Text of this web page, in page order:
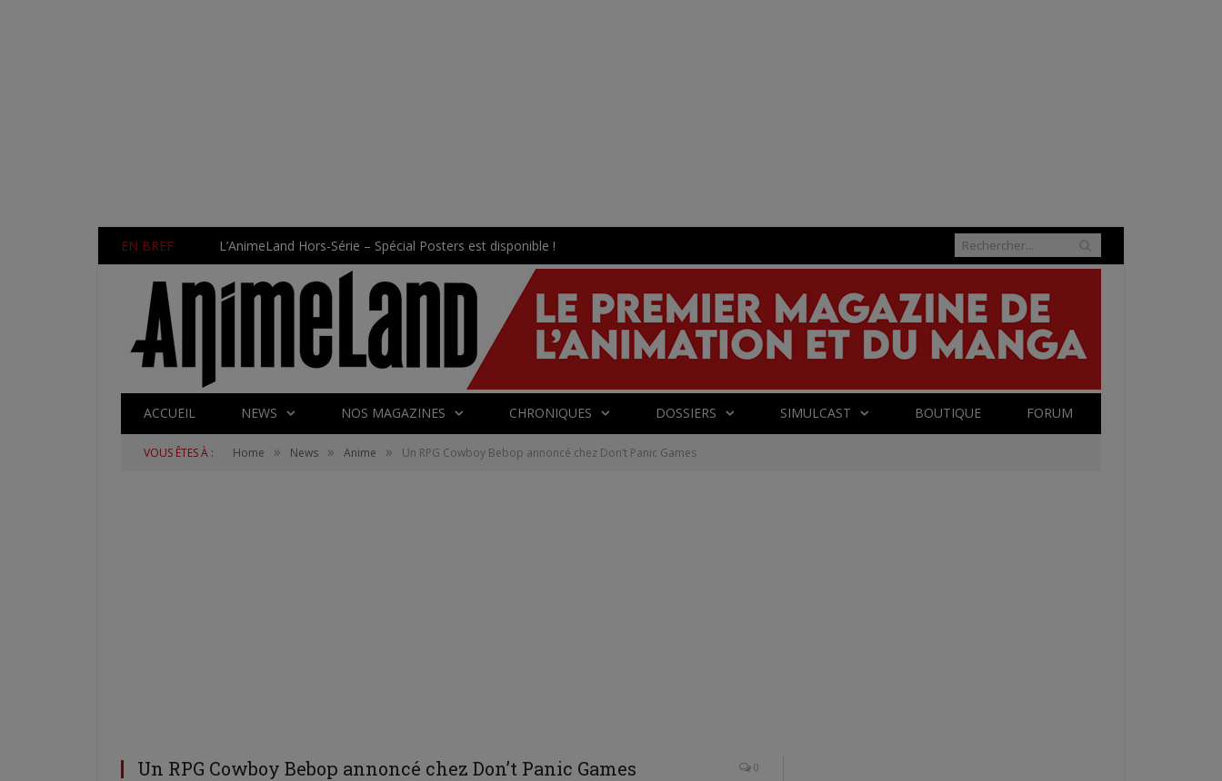
EN BREF L’AnimeLand Hors-Série – Spécial Posters est disponible !
ACCUEIL NEWS NOS MAGAZINES CHRONIQUES DOSSIERS SIMULCAST BOUTIQUE FORUM
VOUS ÊTES À : Home » News » Anime » Un RPG Cowboy Bebop annoncé chez Don’t Panic Games
Un RPG Cowboy Bebop annoncé chez Don’t Panic Games 0